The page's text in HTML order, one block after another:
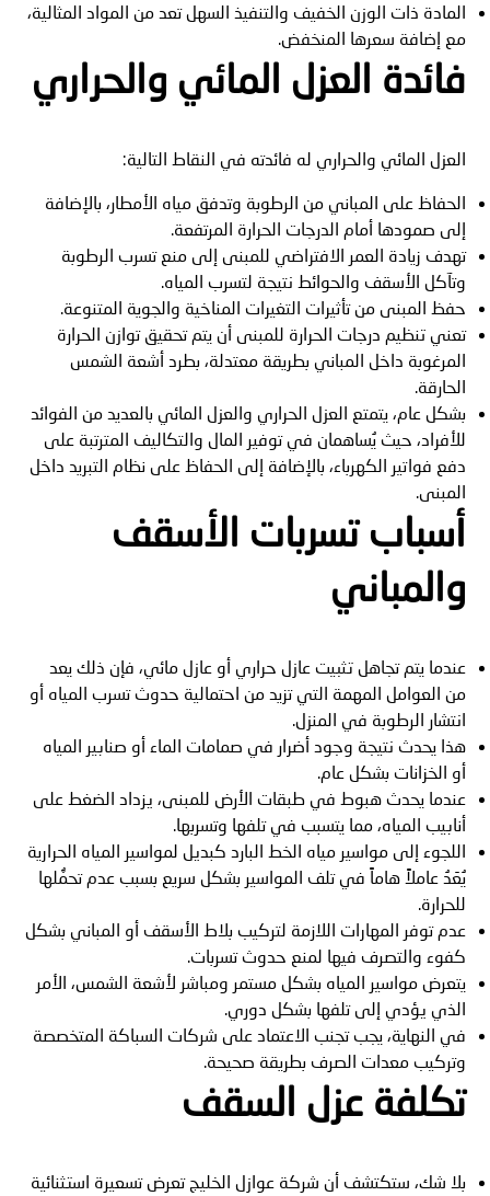
المادة ذات الوزن الخفيف والتنفيذ السهل تعد من المواد المثالية،
مع إضافة سعرها المنخفض.
فائدة العزل المائي والحراري
العزل المائي والحراري له فائدته في النقاط التالية:
الحفاظ على المباني من الرطوبة وتدفق مياه الأمطار، بالإضافة
إلى صمودها أمام الدرجات الحرارة المرتفعة.
تهدف زيادة العمر الافتراضي للمبنى إلى منع تسرب الرطوبة
وتآكل الأسقف والحوائط نتيجة لتسرب المياه.
حفظ المبنى من تأثيرات التغيرات المناخية والجوية المتنوعة.
تعني تنظيم درجات الحرارة للمبنى أن يتم تحقيق توازن الحرارة
المرغوبة داخل المباني بطريقة معتدلة، بطرد أشعة الشمس
الحارقة.
بشكل عام، يتمتع العزل الحراري والعزل المائي بالعديد من الفوائد
للأفراد، حيث يُساهمان في توفير المال والتكاليف المترتبة على
دفع فواتير الكهرباء، بالإضافة إلى الحفاظ على نظام التبريد داخل
المبنى.
أسباب تسربات الأسقف
والمباني
عندما يتم تجاهل تثبيت عازل حراري أو عازل مائي، فإن ذلك يعد
من العوامل المهمة التي تزيد من احتمالية حدوث تسرب المياه أو
انتشار الرطوبة في المنزل.
هذا يحدث نتيجة وجود أضرار في صمامات الماء أو صنابير المياه
أو الخزانات بشكل عام.
عندما يحدث هبوط في طبقات الأرض للمبنى، يزداد الضغط على
أنابيب المياه، مما يتسبب في تلفها وتسربها.
اللجوء إلى مواسير مياه الخط البارد كبديل لمواسير المياه الحرارية
يُعَدُ عاملاً هاماً في تلف المواسير بشكل سريع بسبب عدم تحمُّلها
للحرارة.
عدم توفر المهارات اللازمة لتركيب بلاط الأسقف أو المباني بشكل
كفوء والتصرف فيها لمنع حدوث تسربات.
يتعرض مواسير المياه بشكل مستمر ومباشر لأشعة الشمس، الأمر
الذي يؤدي إلى تلفها بشكل دوري.
في النهاية، يجب تجنب الاعتماد على شركات السباكة المتخصصة
وتركيب معدات الصرف بطريقة صحيحة.
تكلفة عزل السقف
بلا شك، ستكتشف أن شركة عوازل الخليج تعرض تسعيرة استثنائية